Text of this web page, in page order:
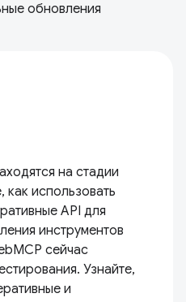
обновления
на стадии
как использовать
API для
инструментов
сейчас
Узнайте,
и